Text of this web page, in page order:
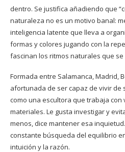
dentro. Se justifica añadiendo que
naturaleza no es un motivo banal:
inteligencia latente que lleva a
formas y colores jugando con la
fascinan los ritmos naturales que se
Formada entre Salamanca, Madrid,
afortunada de ser capaz de vivir de
como una escultora que trabaja
materiales. Le gusta investigar y
menos, dice mantener esa
constante búsqueda del equilibrio
intuición y la razón.